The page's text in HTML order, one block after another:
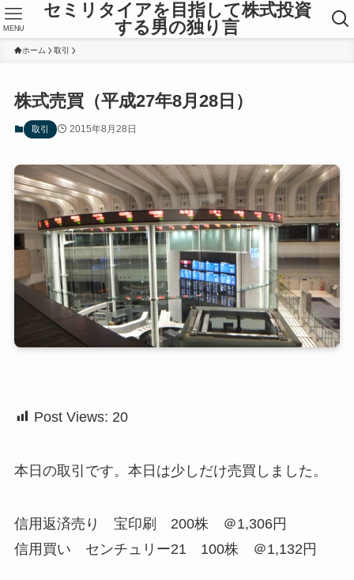
セミリタイアを目指して株式投資
する男の独り言
MENU
ホーム 取引
株式売買（平成27年8月28日）
取引 2015年8月28日
Post Views: 20
本日の取引です。本日は少しだけ売買しました。
信用返済売り 宝印刷 200株 ＠1,306円
信用買い センチュリー21 100株 ＠1,132円